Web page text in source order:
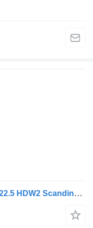
Continental Continental 315/60R22.5 HDW2 Scandinavia